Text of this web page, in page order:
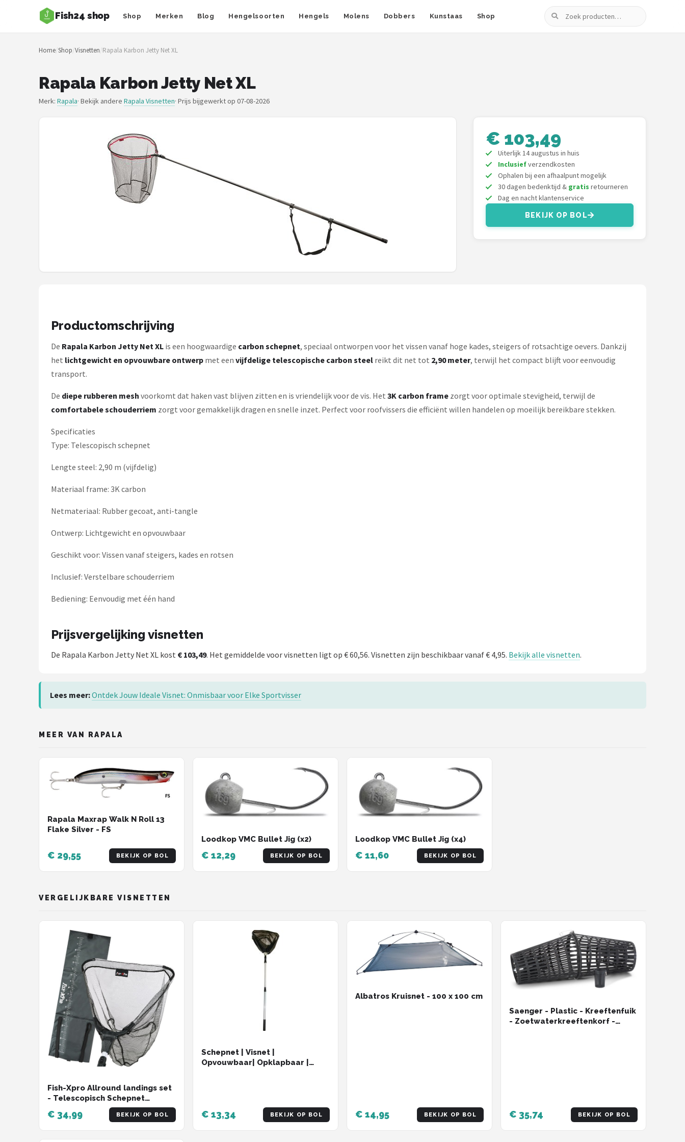
Fish24 shop Shop Merken Blog Hengelsoorten Hengels Molens Dobbers Kunstaas Shop
Zoeken
Zoeken
NAVIGATIE
Merken
Shop
PB Products
Rozemeijer
Gamakatsu
Alle merken →
Home/Shop/Visnetten/Rapala Karbon Jetty Net XL
Rapala Karbon Jetty Net XL
Merk: Rapala· Bekijk andere Rapala Visnetten· Prijs bijgewerkt op 07-08-2026
€ 103,49
Uiterlijk 14 augustus in huis
Inclusiefverzendkosten
Ophalen bij een afhaalpunt mogelijk
30 dagen bedenktijd & gratis retourneren
Dag en nacht klantenservice
BEKIJK OP BOL
Productomschrijving
De Rapala Karbon Jetty Net XL is een hoogwaardige carbon schepnet, speciaal ontworpen voor het vissen vanaf hoge kades, steigers of rotsachtige oevers. Dankzij
het lichtgewicht en opvouwbare ontwerp met een vijfdelige telescopische carbon steel reikt dit net tot 2,90 meter, terwijl het compact blijft voor eenvoudig
transport.
De diepe rubberen mesh voorkomt dat haken vast blijven zitten en is vriendelijk voor de vis. Het 3K carbon frame zorgt voor optimale stevigheid, terwijl de
comfortabele schouderriem zorgt voor gemakkelijk dragen en snelle inzet. Perfect voor roofvissers die efficiënt willen handelen op moeilijk bereikbare stekken.
Specificaties
Type: Telescopisch schepnet
Lengte steel: 2,90 m (vijfdelig)
Materiaal frame: 3K carbon
Netmateriaal: Rubber gecoat, anti-tangle
Ontwerp: Lichtgewicht en opvouwbaar
Geschikt voor: Vissen vanaf steigers, kades en rotsen
Inclusief: Verstelbare schouderriem
Bediening: Eenvoudig met één hand
Prijsvergelijking visnetten
De Rapala Karbon Jetty Net XL kost € 103,49. Het gemiddelde voor visnetten ligt op € 60,56. Visnetten zijn beschikbaar vanaf € 4,95. Bekijk alle visnetten.
Lees meer:Ontdek Jouw Ideale Visnet: Onmisbaar voor Elke Sportvisser
MEER VAN RAPALA
Rapala Maxrap Walk N Roll 13
Flake Silver - FS
€ 29,55 BEKIJK OP BOL
Loodkop VMC Bullet Jig (x2)
€ 12,29 BEKIJK OP BOL
Loodkop VMC Bullet Jig (x4)
€ 11,60 BEKIJK OP BOL
VERGELIJKBARE VISNETTEN
Fish-Xpro Allround landings set
- Telescopisch Schepnet
50x50cm - Onthaakmat
100x30cm
€ 34,99 BEKIJK OP BOL
Schepnet | Visnet |
Opvouwbaar| Opklapbaar |
€ 13,34 BEKIJK OP BOL
Albatros Kruisnet - 100 x 100 cm
€ 14,95 BEKIJK OP BOL
Saenger - Plastic - Kreeftenfuik
- Zoetwaterkreeftenkorf -
€ 35,74 BEKIJK OP BOL